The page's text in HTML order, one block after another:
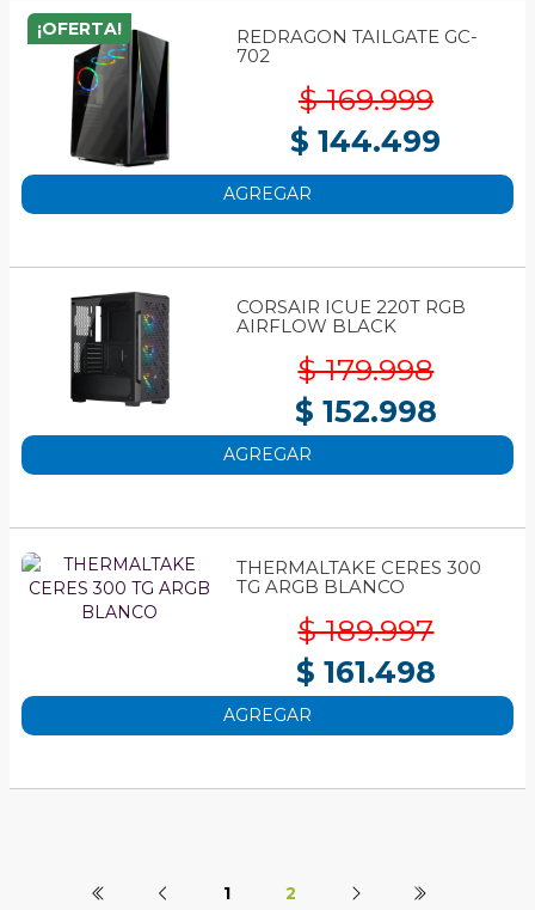
¡OFERTA!
REDRAGON TAILGATE GC-
702
$ 169.999
$ 144.499
AGREGAR
CORSAIR ICUE 220T RGB
AIRFLOW BLACK
$ 179.998
$ 152.998
AGREGAR
THERMALTAKE CERES 300
TG ARGB BLANCO
$ 189.997
$ 161.498
AGREGAR
1 2